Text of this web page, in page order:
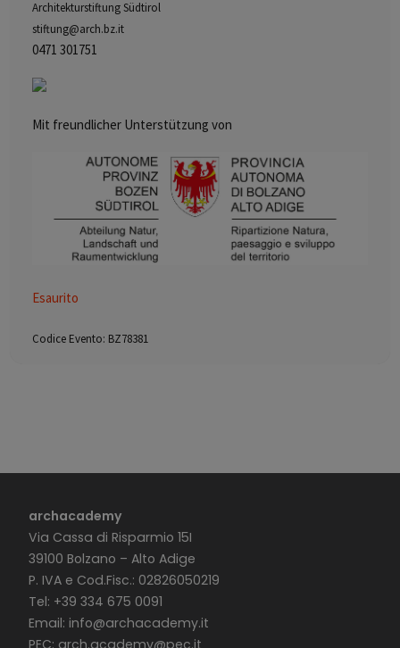
Architekturstiftung Südtirol
stiftung@arch.bz.it
0471 301751
Mit freundlicher Unterstützung von
Esaurito
Codice Evento: BZ78381
archacademy
Via Cassa di Risparmio 15I
39100 Bolzano – Alto Adige
P. IVA e Cod.Fisc.: 02826050219
Tel: +39 334 675 0091
Email: info@archacademy.it
PEC: arch.academy@pec.it